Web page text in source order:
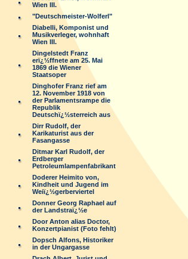
Wien III.
"Deutschmeister-Wolferl"
Diabelli, Komponist und
Musikverleger, wohnhaft
Wien III.
Dingelstedt Franz
erï¿½ffnete am 25. Mai
1869 die Wiener
Staatsoper
Dinghofer Franz rief am
12. November 1918 von
der Parlamentsrampe die
Republik
Deutschï¿½sterreich aus
Dirr Rudolf, der
Karikaturist aus der
Fasangasse
Ditmar Karl Rudolf, der
Erdberger
Petroleumlampenfabrikant
Doderer Heimito von,
Kindheit und Jugend im
Weiï¿½gerberviertel
Donner Georg Raphael auf
der Landstraï¿½e
Door Anton alias Doctor,
Konzertpianist (Foto fehlt)
Dopsch Alfons, Historiker
in der Ungargasse